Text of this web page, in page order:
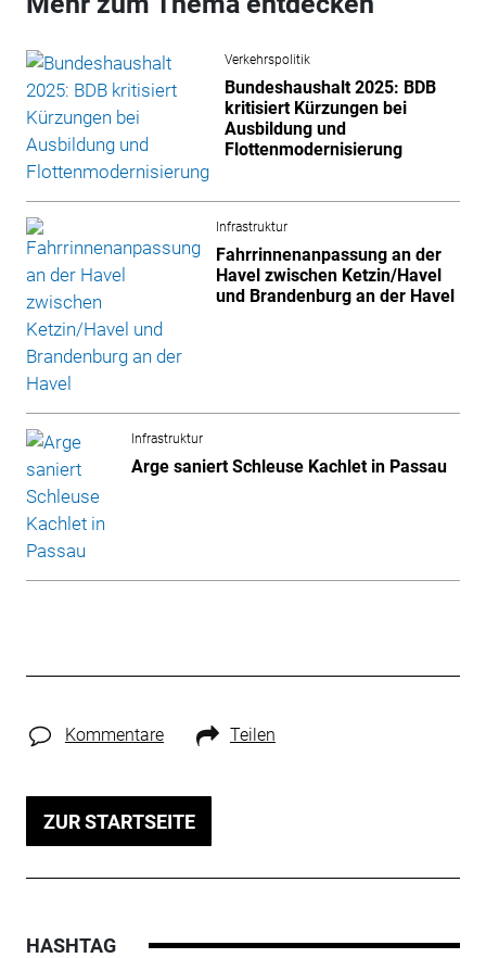
Verkehrspolitik
Bundeshaushalt 2025: BDB
kritisiert Kürzungen bei
Ausbildung und
Flottenmodernisierung
Infrastruktur
Fahrrinnenanpassung an der
Havel zwischen Ketzin/Havel
und Brandenburg an der Havel
Infrastruktur
Arge saniert Schleuse Kachlet in Passau
Kommentare Teilen
ZUR STARTSEITE
HASHTAG